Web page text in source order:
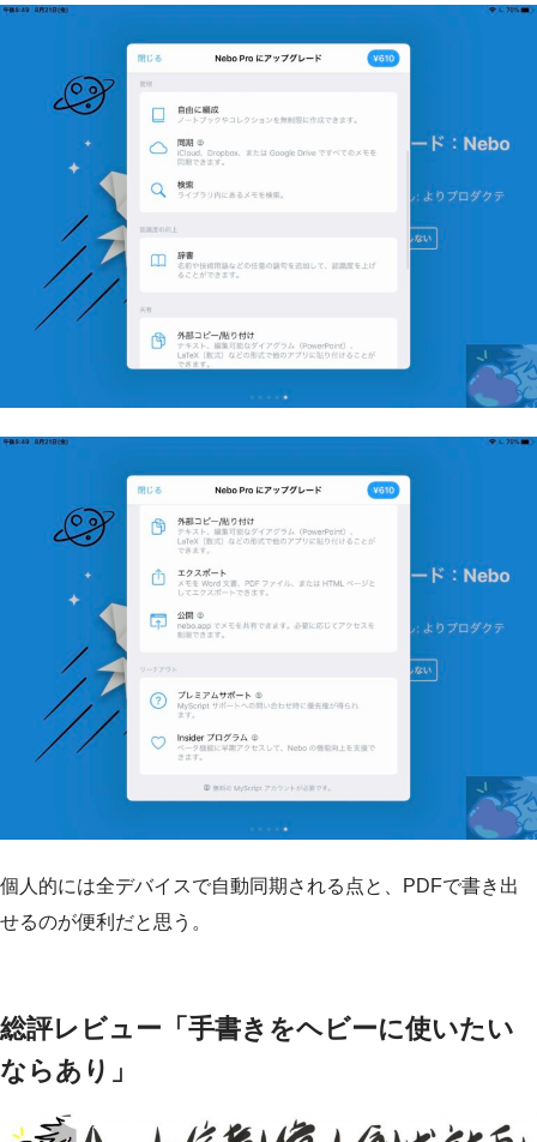
個人的には全デバイスで自動同期される点と、PDFで書き出
せるのが便利だと思う。
総評レビュー「手書きをヘビーに使いたい
ならあり」